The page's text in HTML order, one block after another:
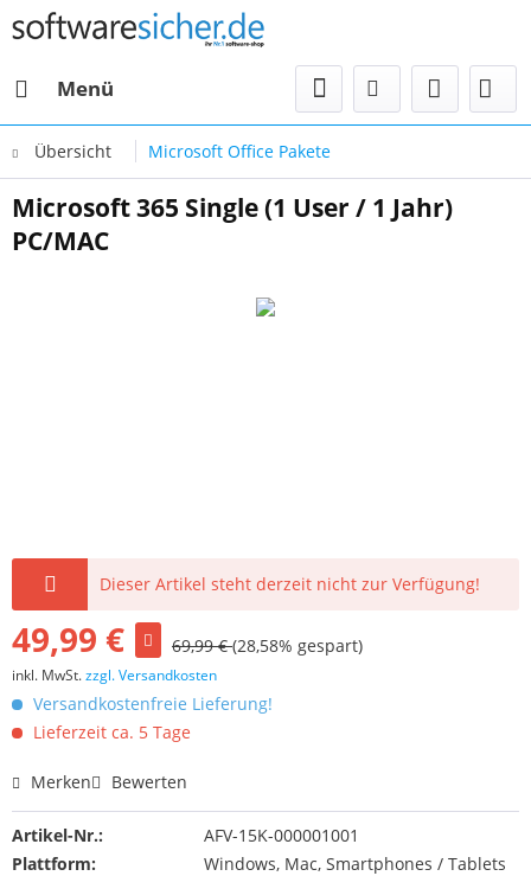
Menü
Übersicht Microsoft Office Pakete
Microsoft 365 Single (1 User / 1 Jahr)
PC/MAC
Dieser Artikel steht derzeit nicht zur Verfügung!
49,99 € 69,99 €(28,58% gespart)
inkl. MwSt.zzgl. Versandkosten
Versandkostenfreie Lieferung!
Lieferzeit ca. 5 Tage
Merken Bewerten
Artikel-Nr.:
AFV-15K-000001001
Plattform:
Windows, Mac, Smartphones / Tablets